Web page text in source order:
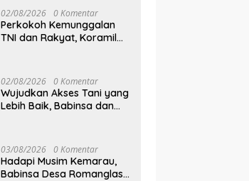
02/08/2026 0 Komentar
Perkokoh Kemunggalan
TNI dan Rakyat, Koramil
02/08/2026 0 Komentar
Wujudkan Akses Tani yang
Lebih Baik, Babinsa dan
Swadaya
03/08/2026 0 Komentar
Hadapi Musim Kemarau,
Babinsa Desa Romanglasa